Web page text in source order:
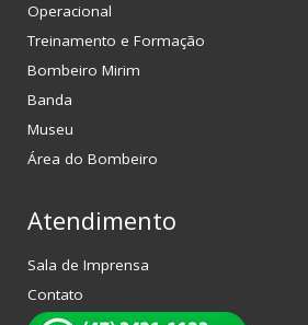
Operacional
Treinamento e Formação
Bombeiro Mirim
Banda
Museu
Área do Bombeiro
Atendimento
Sala de Imprensa
Contato